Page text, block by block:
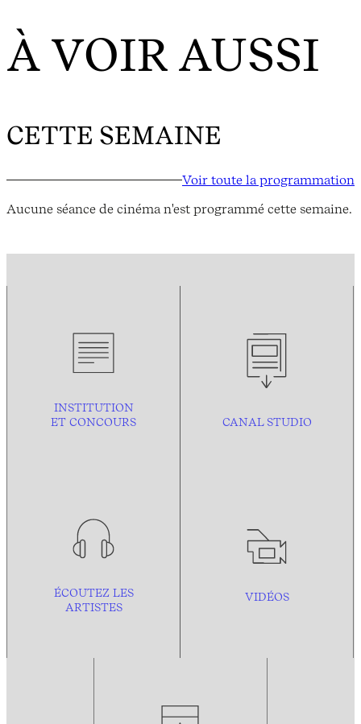
À VOIR AUSSI
CETTE SEMAINE
Voir toute la programmation
Aucune séance de cinéma n'est programmé cette semaine.
INSTITUTION
ET CONCOURS
CANAL STUDIO
ÉCOUTEZ LES
ARTISTES
VIDÉOS